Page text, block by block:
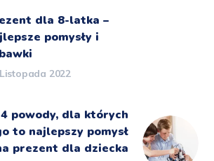
dla 8-latka –
pomysły i
2022
4 powody, dla których
to najlepszy pomysł
prezent dla dziecka